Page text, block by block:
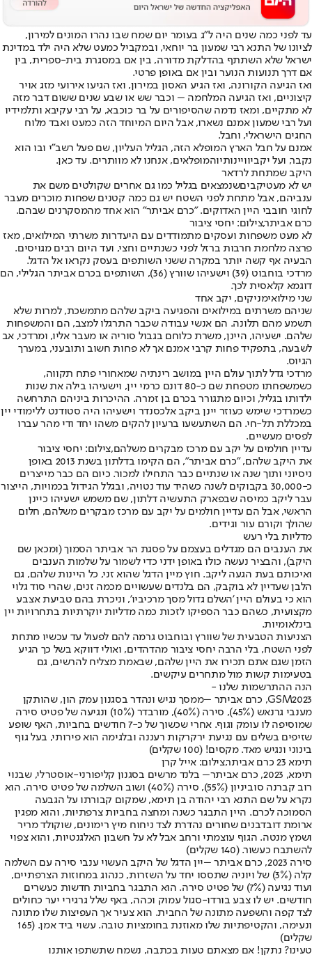
עד לפני כמה שנים היה ל"ג בעומר יום שמח שבו נהרו המונים למירון,
לציונו של התנא רבי שמעון בר יוחאי, ובמקביל כמעט שלא היה ילד במדינת
ישראל שלא השתתף בהדלקת מדורה, בין אם במסגרת בית-ספרית, בין
אם דרך תנועות הנוער ובין אם באופן פרטי.
ואז הגיעה הקורונה, ואז הגיע האסון במירון, ואז הגיעו אירועי מזג אויר
קיצוניים, ואז הגיעה המלחמה – וכבר שש או שבע שנים ששום דבר מזה
לא מתקיים, ומאז נדמה שהסיפורים על בר כוכבא, על רבי עקיבא ותלמידיו
ועל רבי שמעון אמנם נשארו, אבל היום המיוחד הזה כמעט ואבד מלוח
החגים הישראלי, וחבל.
אמנם על חבל הארץ המופלא הזה, הגליל העליון, שם פעל רשב"י ובו הוא
נקבר, ועל יקביוויינותיוהמופלאים, אנחנו לא מוותרים. עד כאן.
היקב שמתחת לרדאר
יש לא מעטיקביםשנמצאים בגליל כמו גם אחרים שקולטים משם את
ענביהם, אבל מתחת לפני השטח יש גם כמה קטנים שפחות מוכרים מעבר
לחוגי חובבי היין האדוקים. "כרם אביתר" הוא אחד מהמסקרנים שבהם.
כרם אביתר,צילום: יחסי ציבור
לא מעט משפחות ועסקים מתמודדים עם היעדרות משרתי המילואים, מאז
פרצה מלחמת חרבות ברזל לפני כשנתיים וחצי, ועד היום רבים מגויסים.
הבעיה אף קשה יותר במקרה ששני השותפים בעסק נקראו אל הדגל.
מרדכי בוחבוט (39) וישעיהו שוורץ (36), השותפים בכרם אביתר הגלילי, הם
דוגמא קלאסית לכך.
שני מילואימניקים, יקב אחד
שניהם משרתים במילואים והפגיעה ביקב שלהם מתמשכת, למרות שלא
תשמע מהם תלונה. הם אנשי עבודה שכבר התרגלו למצב, הם והמשפחות
שלהם. ישעיהו, היינן, משרת כלוחם בגבול סוריה או מעבר אליו, ומרדכי, אב
לשבעה, בתפקיד פחות קרבי אמנם אך לא פחות חשוב ותובעני, במערך
הגיוס.
מרדכי גדל לתוך עולם היין במושב רינתיה שמאחורי פתח תקווה,
כשמשפחתו מטפחת שם כ-80 דונם כרמי יין, וישעיהו בילה את שנות
ילדותו בגליל, וכיום מתגורר בכרם בן זמרה. ההיכרות ביניהם התרחשה
כשמרדכי שימש כעוזר יינן ביקב אלכסנדר וישעיהו היה סטודנט ללימודי יין
במכללת תל-חי. הם השתעשעו ברעיון להקים משהו יחד ודי מהר עברו
לפסים מעשיים.
עדיין חולמים על יקב עם מרכז מבקרים משלהם,צילום: יחסי ציבור
את היקב שלהם, "כרם אביתר", הם הקימו בדלתון בשנת 2013 באופן
ניסיוני ותוך שנה או שנתיים כבר התחילו למכור. כיום הם כבר מייצרים
כ-30,000 בקבוקים לשנה כשהיד עוד נטויה, ובגלל הגידול בכמויות, הייצור
עבר ליקב כמיסה שבפארק התעשיה דלתון, שם משמש ישעיהו כיינן
הראשי, אבל הם עדיין חולמים על יקב עם מרכז מבקרים משלהם, חלום
שהולך וקורם עור וגידים.
מדליות בלי רעש
את הענבים הם מגדלים בעצמם על פסגת הר אביתר הסמוך (ומכאן שם
היקב), והבציר נעשה כולו באופן ידני כדי לשמור על שלמות הענבים
ואיכותם בעת הגעה ליקב. חוץ מיין הדגל שהוא זני, כל היינות שלהם, גם
הלבן שעדיין לא בוקבק, הם בלנדים שעשויים מכמה זנים, שהרי סוד גלוי
הוא כי בעולם היין 'השלם גדול מסך מרכיביו', וניכרת בהם טביעת אצבע
מקצועית, כשהם כבר הספיקו לזכות כמה מדליות יוקרתיות בתחרויות יין
בינלאומיות.
הצניעות הטבעית של שוורץ ובוחבוט גרמה להם לפעול עד עכשיו מתחת
לפני השטח, בלי הרבה יחסי ציבור מהדהדים, ואולי דווקא בשל כך הגיע
הזמן שגם אתם תכירו את היין שלהם, שבאמת מצליח להרשים, גם
בטעימות קשות מול מתחרים עיקשים.
הנה ההתרשמות שלנו -
GSM2023, כרם אביתר –
ממסך נגיש ונהדר בסגנון עמק הון, שהותקן
מענבי גרנאש (45%), סירה (40%), מורבדר (10%) ונגיעה של פטיט סירה
שמוסיפה לו עומק וגוף. אחרי שכשוך של כ-7 חודשים בחביות, האף שופע
שזיפים בשלים עם נגיעת ירקרקות רעננה ובלגימה הוא פירותי, בעל גוף
בינוני ונגיש מאד. מקסים! (100 שקלים)
תימא 23 כרם אביתר,צילום: אייל קרן
תימא, 2023, כרם אביתר
– בלנד מרשים בסגנון קליפורני-אוסטרלי, שבנוי
רוב קברנה סוביניון (55%), סירה (40%) ושוב השלמה של פטיט סירה. הוא
נקרא על שם התנא רבי יהודה בן תימא, שמקום קבורתו על הגבעה
הסמוכה לכרם. היין התבגר כשנה ומחצה בחביות צרפתיות, והוא מפגין
ארומת דובדבנים שחורים נהדרת לצד ניחוח מיץ רימונים, שוקולד מריר
ושמץ מנטה. הגוף עוצמתי ורחב אבל לא על חשבון האלגנטיות, והוא צפוי
להשתבח כעשור. (140 שקלים)
סירה 2023, כרם אביתר –
יין הדגל של היקב העשוי ענבי סירה עם השלמה
קלה (3%) של ויוניה שתססו יחד על השזרות, כנהוג במחוזות הצרפתיים,
ועוד נגיעה (7%) של פטיט סירה. הוא התבגר בחביות חדשות כעשרים
חודשים. יש לו צבע בורדו-סגול עמוק וכהה, באף שלל גרגירי יער כחולים
לצד קפה והשפעה מתונה של החבית. הוא צעיר אך העפיצות שלו מתונה
ונעימה, והקטיפתיות שלו מאוזנת בחומציות טובה. עשוי ביד אמן. (165
שקלים)
טעינו? נתקן! אם מצאתם טעות בכתבה, נשמח שתשתפו אותנו